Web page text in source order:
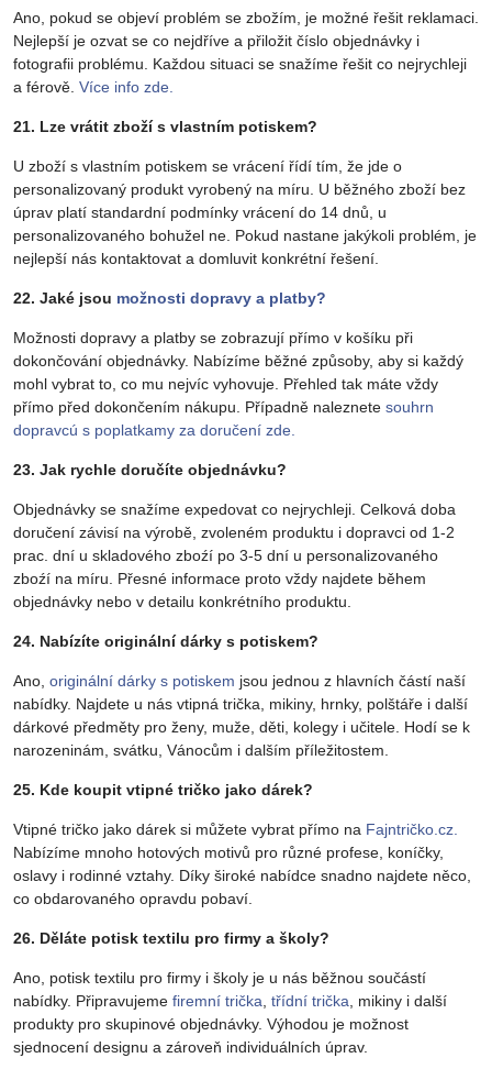
Ano, pokud se objeví problém se zbožím, je možné řešit reklamaci.
Nejlepší je ozvat se co nejdříve a přiložit číslo objednávky i
fotografii problému. Každou situaci se snažíme řešit co nejrychleji
a férově. Více info zde.
21. Lze vrátit zboží s vlastním potiskem?
U zboží s vlastním potiskem se vrácení řídí tím, že jde o
personalizovaný produkt vyrobený na míru. U běžného zboží bez
úprav platí standardní podmínky vrácení do 14 dnů, u
personalizovaného bohužel ne. Pokud nastane jakýkoli problém, je
nejlepší nás kontaktovat a domluvit konkrétní řešení.
22. Jaké jsou možnosti dopravy a platby?
Možnosti dopravy a platby se zobrazují přímo v košíku při
dokončování objednávky. Nabízíme běžné způsoby, aby si každý
mohl vybrat to, co mu nejvíc vyhovuje. Přehled tak máte vždy
přímo před dokončením nákupu. Případně naleznete souhrn
dopravcú s poplatkamy za doručení zde.
23. Jak rychle doručíte objednávku?
Objednávky se snažíme expedovat co nejrychleji. Celková doba
doručení závisí na výrobě, zvoleném produktu i dopravci od 1-2
prac. dní u skladového zboźí po 3-5 dní u personalizovaného
zboźí na míru. Přesné informace proto vždy najdete během
objednávky nebo v detailu konkrétního produktu.
24. Nabízíte originální dárky s potiskem?
Ano, originální dárky s potiskem jsou jednou z hlavních částí naší
nabídky. Najdete u nás vtipná trička, mikiny, hrnky, polštáře i další
dárkové předměty pro ženy, muže, děti, kolegy i učitele. Hodí se k
narozeninám, svátku, Vánocům i dalším příležitostem.
25. Kde koupit vtipné tričko jako dárek?
Vtipné tričko jako dárek si můžete vybrat přímo na Fajntričko.cz.
Nabízíme mnoho hotových motivů pro různé profese, koníčky,
oslavy i rodinné vztahy. Díky široké nabídce snadno najdete něco,
co obdarovaného opravdu pobaví.
26. Děláte potisk textilu pro firmy a školy?
Ano, potisk textilu pro firmy i školy je u nás běžnou součástí
nabídky. Připravujeme firemní trička třídní trička , mikiny i další
produkty pro skupinové objednávky. Výhodou je možnost
sjednocení designu a zároveň individuálních úprav.